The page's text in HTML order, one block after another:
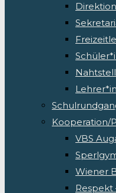
Direktion
Kooperation/
VBS
Wiener
Respekt